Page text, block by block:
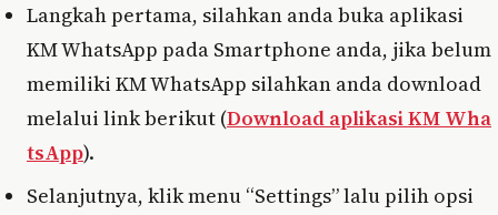
Langkah pertama, silahkan anda buka aplikasi
KM WhatsApp pada Smartphone anda, jika belum
memiliki KM WhatsApp silahkan anda download
melalui link berikut (Download aplikasi KM Wha
tsApp).
Selanjutnya, klik menu “Settings” lalu pilih opsi